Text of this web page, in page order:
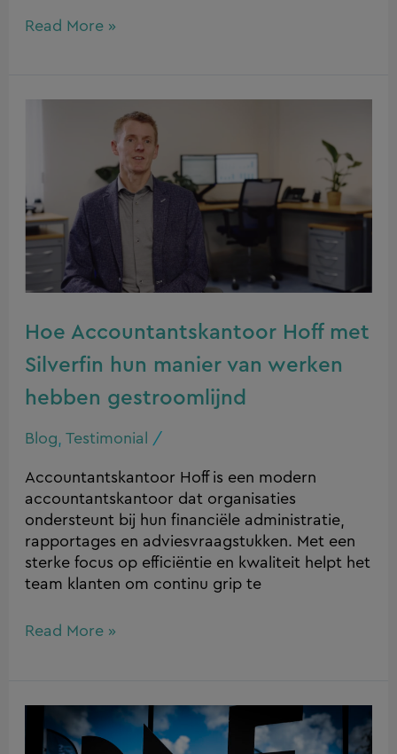
Read More »
Hoe Accountantskantoor Hoff met
Silverfin hun manier van werken
hebben gestroomlijnd
Blog Testimonial /
Accountantskantoor Hoff is een modern
accountantskantoor dat organisaties
ondersteunt bij hun financiële administratie,
rapportages en adviesvraagstukken. Met een
sterke focus op efficiëntie en kwaliteit helpt het
team klanten om continu grip te
Accountantskantoor
Silverfin
hun
manier
van
hebben
gestroomlijnd
Read More »
Forward